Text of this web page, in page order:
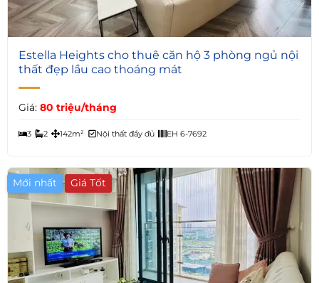
5
Estella Heights cho thuê căn hộ 3 phòng ngủ nội
thất đẹp lầu cao thoáng mát
Giá: 80 triệu/tháng
3 2 142m² Nội thất đầy đủ EH 6-7692
Mới nhất Giá Tốt